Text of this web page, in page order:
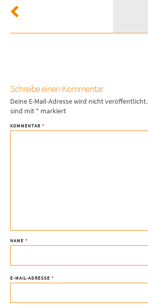
Schreibe einen Kommentar
Deine E-Mail-Adresse wird nicht veröffentlicht.
sind mit * markiert
KOMMENTAR *
NAME *
E-MAIL-ADRESSE *